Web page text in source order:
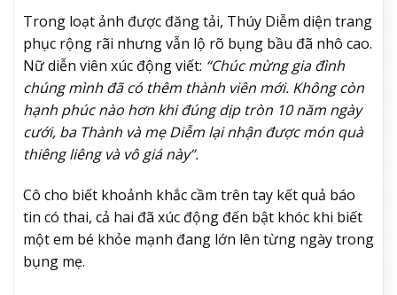
Trong loạt ảnh được đăng tải, Thúy Diễm diện trang
phục rộng rãi nhưng vẫn lộ rõ bụng bầu đã nhô cao.
Nữ diễn viên xúc động viết: “Chúc mừng gia đình
chúng mình đã có thêm thành viên mới. Không còn
hạnh phúc nào hơn khi đúng dịp tròn 10 năm ngày
cưới, ba Thành và mẹ Diễm lại nhận được món quà
thiêng liêng và vô giá này”.
Cô cho biết khoảnh khắc cầm trên tay kết quả báo
tin có thai, cả hai đã xúc động đến bật khóc khi biết
một em bé khỏe mạnh đang lớn lên từng ngày trong
bụng mẹ.